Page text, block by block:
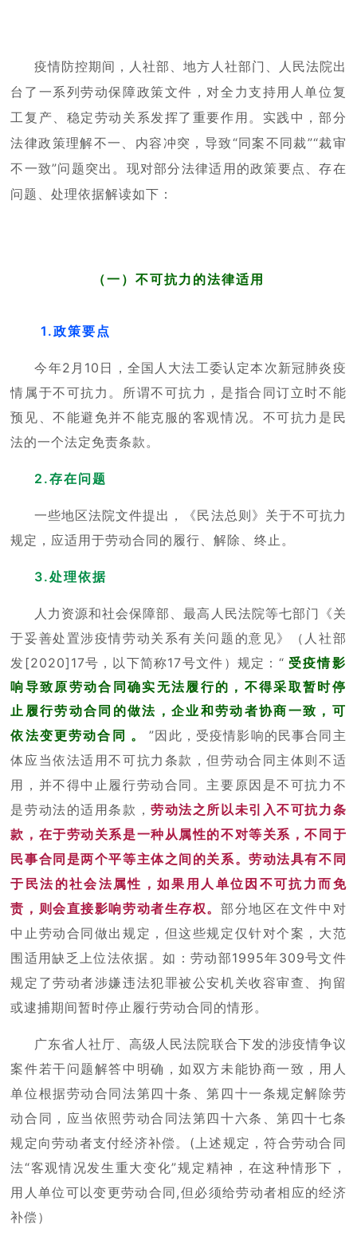
疫情防控期间，人社部、地方人社部门、人民法院出
台了一系列劳动保障政策文件，对全力支持用人单位复
工复产、稳定劳动关系发挥了重要作用。实践中，部分
法律政策理解不一、内容冲突，导致“同案不同裁”“裁审
不一致”问题突出。现对部分法律适用的政策要点、存在
问题、处理依据解读如下：
（一）不可抗力的法律适用
1.政策要点
今年2月10日，全国人大法工委认定本次新冠肺炎疫
情属于不可抗力。所谓不可抗力，是指合同订立时不能
预见、不能避免并不能克服的客观情况。不可抗力是民
法的一个法定免责条款。
2.存在问题
一些地区法院文件提出，《民法总则》关于不可抗力
规定，应适用于劳动合同的履行、解除、终止。
3.处理依据
人力资源和社会保障部、最高人民法院等七部门《关
于妥善处置涉疫情劳动关系有关问题的意见》（人社部
发[2020]17号，以下简称17号文件）规定：“ 受疫情影
响导致原劳动合同确实无法履行的，不得采取暂时停
止履行劳动合同的做法，企业和劳动者协商一致，可
依法变更劳动合同 。
”因此，受疫情影响的民事合同主
体应当依法适用不可抗力条款，但劳动合同主体则不适
用，并不得中止履行劳动合同。主要原因是不可抗力不
是劳动法的适用条款，劳动法之所以未引入不可抗力条
款，在于劳动关系是一种从属性的不对等关系，不同于
民事合同是两个平等主体之间的关系。劳动法具有不同
于民法的社会法属性，如果用人单位因不可抗力而免
责，则会直接影响劳动者生存权。 部分地区在文件中对
中止劳动合同做出规定，但这些规定仅针对个案，大范
围适用缺乏上位法依据。如：劳动部1995年309号文件
规定了劳动者涉嫌违法犯罪被公安机关收容审查、拘留
或逮捕期间暂时停止履行劳动合同的情形。
广东省人社厅、高级人民法院联合下发的涉疫情争议
案件若干问题解答中明确，如双方未能协商一致，用人
单位根据劳动合同法第四十条、第四十一条规定解除劳
动合同，应当依照劳动合同法第四十六条、第四十七条
规定向劳动者支付经济补偿。(上述规定，符合劳动合同
法“客观情况发生重大变化”规定精神，在这种情形下，
用人单位可以变更劳动合同,但必须给劳动者相应的经济
补偿）